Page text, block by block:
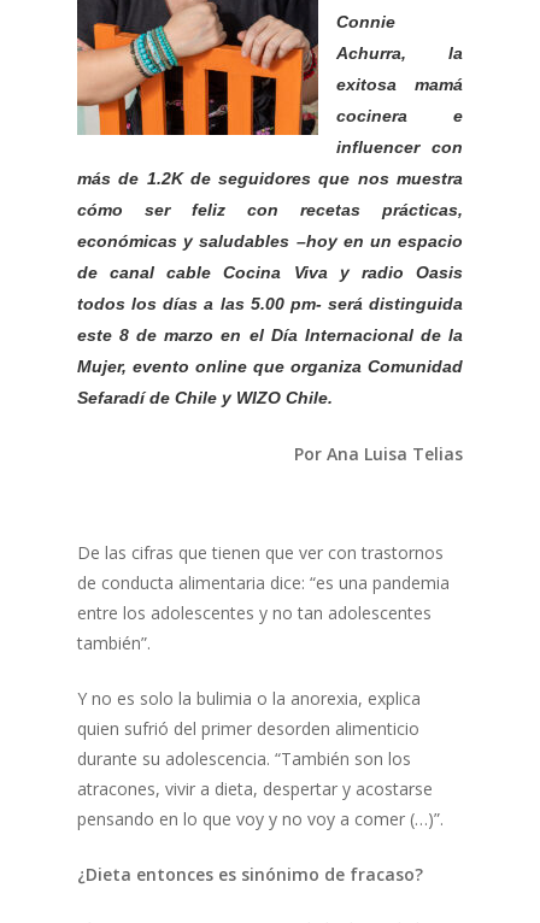
Connie
Achurra, la
exitosa mamá
cocinera e
influencer con
más de 1.2K de seguidores que nos muestra
cómo ser feliz con recetas prácticas,
económicas y saludables –hoy en un espacio
de canal cable Cocina Viva y radio Oasis
todos los días a las 5.00 pm- será distinguida
este 8 de marzo en el Día Internacional de la
Mujer, evento online que organiza Comunidad
Sefaradí de Chile y WIZO Chile.
Por Ana Luisa Telias
De las cifras que tienen que ver con trastornos
de conducta alimentaria dice: “es una pandemia
entre los adolescentes y no tan adolescentes
también”.
Y no es solo la bulimia o la anorexia, explica
quien sufrió del primer desorden alimenticio
durante su adolescencia. “También son los
atracones, vivir a dieta, despertar y acostarse
pensando en lo que voy y no voy a comer (…)”.
¿Dieta entonces es sinónimo de fracaso?